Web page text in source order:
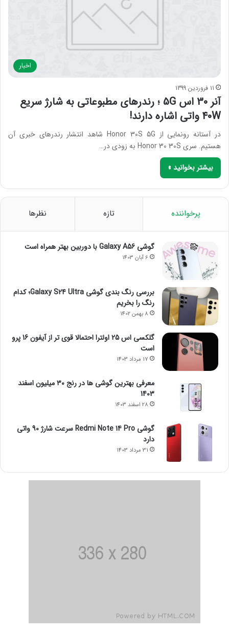
اخبار
11 فروردین 1399
آنر 30 اس 5G ؛ رندرهای مطبوعاتی به شارژ سریع
40W واتی اشاره دارند!
در آستانه رونمایی از Honor 30S 5G شاهد انتشار رندرهای خبری آن
هستیم. سری Honor 30 30S به زودی در…
بیشتر بخوانید »
پرخواننده تازه نظرها
گوشی Galaxy A56 با دوربین بهتر همراه است
6 آبان 1403
بررسی رنگ بندی گوشی Galaxy S24 Ultra؛ کدام
رنگ را بخریم
8 بهمن 1402
گلکسی اس 25 اولترا احتمالا قوی تر از آیفون 16 پرو
است
17 مرداد 1403
معرفی بهترین گوشی ها در رنج ۳۰ میلیون اسفند
1403
28 اسفند 1403
گوشی Redmi Note 14 Pro سرعت شارژ 90 واتی
دارد
31 مرداد 1403